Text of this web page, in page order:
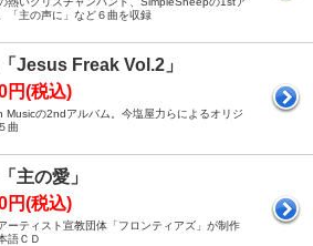
「主の声に」など６曲を収録
Jesus Freak Vol.2」
円(税込)
Musicの2ndアルバム。今塩屋力らによるオリジ
曲
主の愛」
円(税込)
ーティスト宣教団体「フロンティアズ」が制作
語ＣＤ